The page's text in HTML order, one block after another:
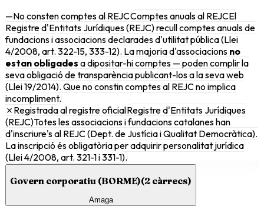
—No consten comptes al REJCComptes anuals al REJCEl
Registre d'Entitats Jurídiques (REJC) recull comptes anuals de
fundacions i associacions declarades d'utilitat pública (Llei
4/2008, art. 322-15, 333-12). La majoria d'associacions no
estan obligades a dipositar-hi comptes — poden complir la
seva obligació de transparència publicant-los a la seva web
(Llei 19/2014). Que no constin comptes al REJC no implica
incompliment.
✗ Registrada al registre oficialRegistre d'Entitats Jurídiques
(REJC)Totes les associacions i fundacions catalanes han
d'inscriure's al REJC (Dept. de Justícia i Qualitat Democràtica).
La inscripció és obligatòria per adquirir personalitat jurídica
(Llei 4/2008, art. 321-1 i 331-1).
Govern corporatiu (BORME)(2 càrrecs)
Amaga